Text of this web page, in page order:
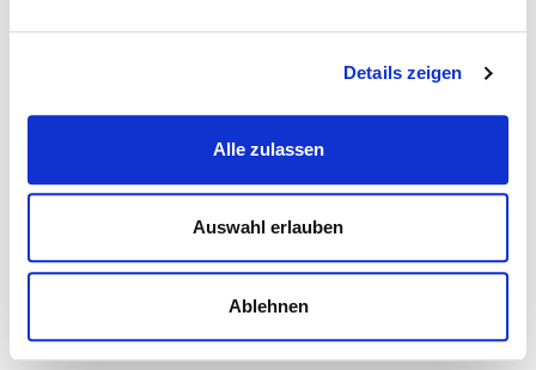
Details zeigen
Alle zulassen
Auswahl erlauben
Ablehnen